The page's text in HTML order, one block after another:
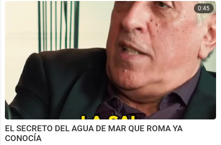
0:45
EL SECRETO DEL AGUA DE MAR QUE ROMA YA
CONOCÍA